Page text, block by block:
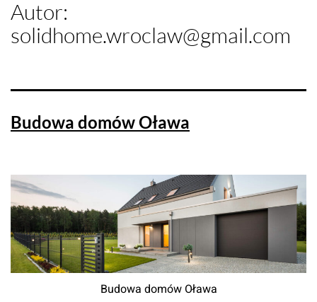
Autor:
solidhome.wroclaw@gmail.com
Budowa domów Oława
Budowa domów Oława